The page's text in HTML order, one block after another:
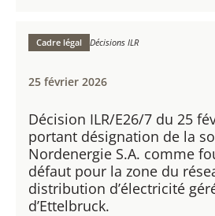
(PDF / 160,2 Ko)
Cadre légal Décisions ILR
25 février 2026
Décision ILR/E26/7 du 25
portant désignation de la
Nordenergie S.A. comme
défaut pour la zone du
distribution d’électricité
d’Ettelbruck.